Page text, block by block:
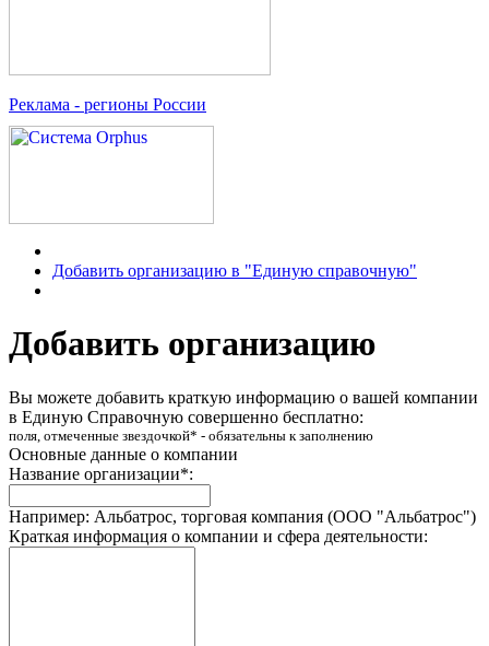
Реклама - регионы России
Добавить организацию в "Единую справочную"
Добавить организацию
Вы можете добавить краткую информацию о вашей компании
в Единую Справочную совершенно бесплатно:
поля, отмеченные звездочкой* - обязательны к заполнению
Основные данные о компании
Название организации*:
Например: Альбатрос, торговая компания (ООО "Альбатрос")
Краткая информация о компании и сфера деятельности: